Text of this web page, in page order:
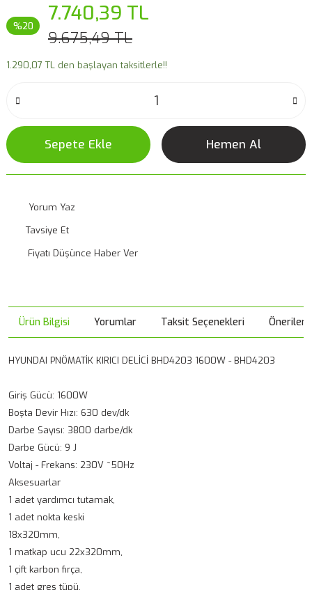
%20 7.740,39 TL
9.675,49 TL
1.290,07 TL den başlayan taksitlerle!!
Sepete Ekle Hemen Al
Yorum Yaz
Tavsiye Et
Fiyatı Düşünce Haber Ver
Ürün Bilgisi Yorumlar Taksit Seçenekleri
HYUNDAI PNÖMATİK KIRICI DELİCİ BHD4203 1600W - BHD4203
Giriş Gücü: 1600W
Boşta Devir Hızı: 630 dev/dk
Darbe Sayısı: 3800 darbe/dk
Darbe Gücü: 9 J
Voltaj - Frekans: 230V ~50Hz
Aksesuarlar
1 adet yardımcı tutamak,
1 adet nokta keski
18x320mm,
1 matkap ucu 22x320mm,
1 çift karbon fırça,
1 adet gres tüpü.